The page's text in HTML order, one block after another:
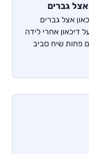
גברים
אצל גברים
דיכאון אחרי לידה
פחות שיח סביב